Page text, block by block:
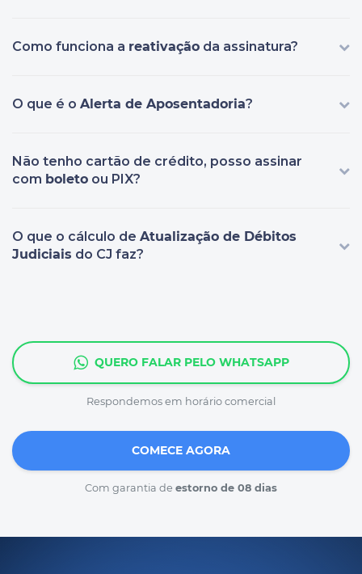
Como funciona a reativação da assinatura?
O que é o Alerta de Aposentadoria?
Não tenho cartão de crédito, posso assinar
com boleto ou PIX?
O que o cálculo de Atualização de Débitos
Judiciais do CJ faz?
QUERO FALAR PELO WHATSAPP
Respondemos em horário comercial
COMECE AGORA
Com garantia de estorno de 08 dias